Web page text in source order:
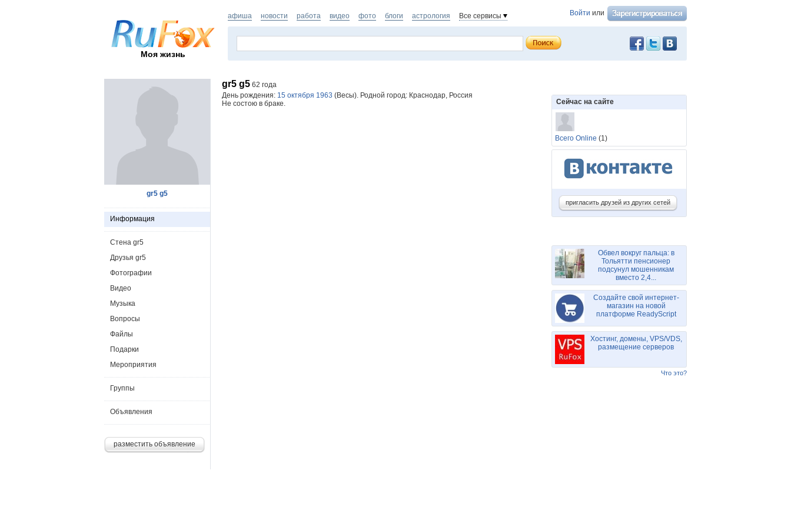
Моя жизнь
Войти или
афиша новости работа видео фото блоги астрология Все сервисы
gr5 g5 62 года
День рождения: 15 октября 1963 (Весы). Родной город: Краснодар, Россия
Не состою в браке.
gr5 g5
Информация
Стена gr5
Друзья gr5
Фотографии
Видео
Музыка
Вопросы
Файлы
Подарки
Мероприятия
Группы
Объявления
разместить объявление
Сейчас на сайте
Всего Online (1)
пригласить друзей из других сетей
Обвел вокруг пальца: в
Тольятти пенсионер
подсунул мошенникам
вместо 2,4...
Создайте свой интернет-
магазин на новой
платформе ReadyScript
Хостинг, домены, VPS/VDS,
размещение серверов
Что это?